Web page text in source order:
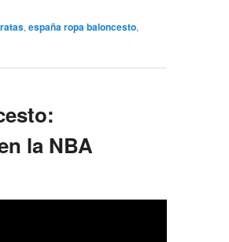
, españa ropa baloncesto,
la NBA